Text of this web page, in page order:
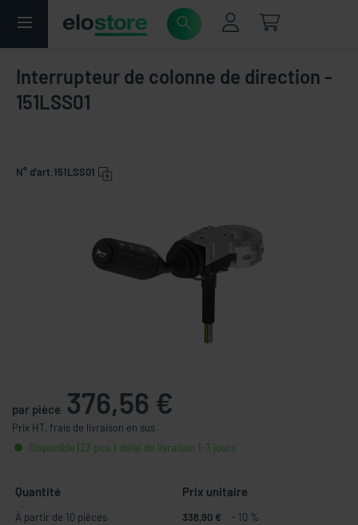
Interrupteur de colonne de direction -
151LSS01
N° d'art. 151LSS01
par pièce 376,56 €
Prix HT, frais de livraison en sus
Disponible (23 pcs.), délai de livraison 1-3 jours
Quantité Prix unitaire
À partir de 10 pièces 338,90 €
- 10 %